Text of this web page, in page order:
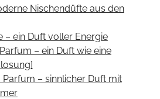
Nischendüfte aus den
– ein Duft voller Energie
– ein Duft wie eine
– sinnlicher Duft mit